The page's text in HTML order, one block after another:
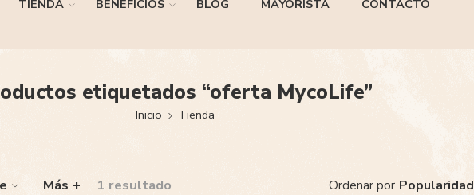
TIENDA BENEFICIOS BLOG MAYORISTA CONTACTO
etiquetados “oferta MycoLife”
Inicio Tienda
Más + 1 resultado Ordenar por Popularidad